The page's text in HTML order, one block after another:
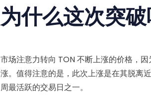
为什么这次突
市场注意力转向 TON 不断上涨的价格，
涨。值得注意的是，此次上涨是在其脱离
周最活跃的交易日之一。